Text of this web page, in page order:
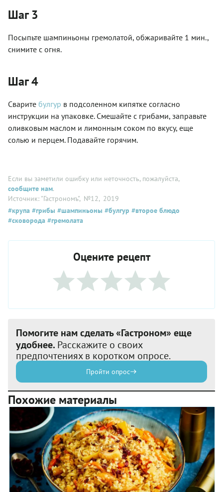
Шаг 3
Посыпьте шампиньоны гремолатой, обжаривайте 1 мин.,
снимите с огня.
Шаг 4
Сварите булгур в подсоленном кипятке согласно
инструкции на упаковке. Смешайте с грибами, заправьте
оливковым маслом и лимонным соком по вкусу, еще
солью и перцем. Подавайте горячим.
Если вы заметили ошибку или неточность, пожалуйста,
сообщите нам.
Источник: "Гастрономъ", №12, 2019
#крупа #грибы #шампиньоны #булгур #второе блюдо
#сковорода #гремолата
Оцените рецепт
Помогите нам сделать «Гастроном» еще
удобнее. Расскажите о своих
предпочтениях в коротком опросе.
Пройти опрос
Похожие материалы